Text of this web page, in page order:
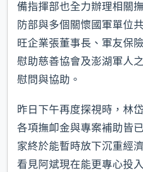
備指揮部也全力辦理相關
防部與多個關懷國軍單位
旺企業張董事長、軍友保
慰助慈善協會及澎湖軍人
慰問與協助。
昨日下午再度探視時，林
各項撫卹金與專案補助皆
家終於能暫時放下沉重經
看見阿斌現在能更專心投